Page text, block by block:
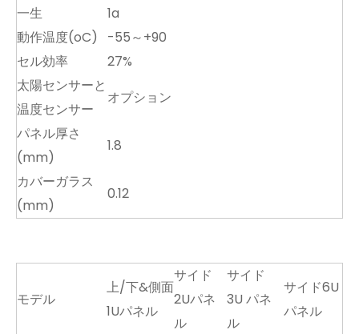
一生
1a
動作温度(oC)
-55～+90
セル効率
27%
太陽センサーと
温度センサー
オプション
パネル厚さ
(mm)
1.8
カバーガラス
(mm)
0.12
モデル
上/下&側面
1Uパネル
サイド
2Uパネ
ル
サイド
3U パネ
ル
サイド6U
パネル